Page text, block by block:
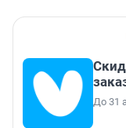
До 31